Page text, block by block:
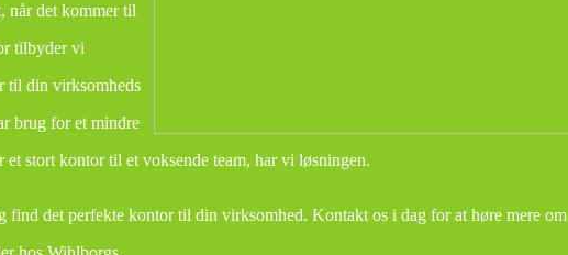
når det kommer til
tilbyder vi
til din virksomheds
brug for et mindre
stort kontor til et voksende team, har vi løsningen.
find det perfekte kontor til din virksomhed. Kontakt os i dag for at høre mere om